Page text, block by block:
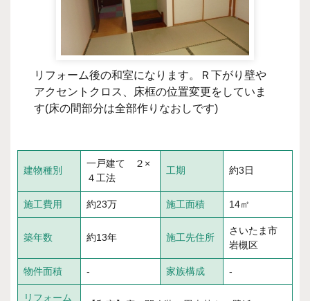
リフォーム後の和室になります。Ｒ下がり壁や
アクセントクロス、床框の位置変更をしていま
す(床の間部分は全部作りなおしです)
建物種別
一戸建て ２×
４工法
工期 約3日
施工費用 約23万 施工面積 14㎡
築年数 約13年 施工先住所
さいたま市
岩槻区
物件面積 - 家族構成 -
リフォーム